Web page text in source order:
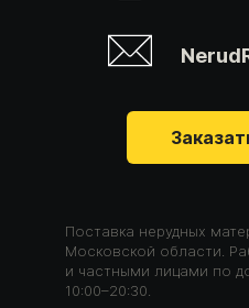
Поставка нерудных
Московской области.
и частными лицами по
10:00–20:30.